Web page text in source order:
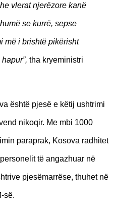
vlerat njerëzore kanë
se kurrë, sepse
më i brishtë pikërisht
tha kryeministri
është pjesë e këtij ushtrimi
nikoqir. Me mbi 1000
paraprak, Kosova radhitet
të angazhuar në
pjesëmarrëse, thuhet në
së.